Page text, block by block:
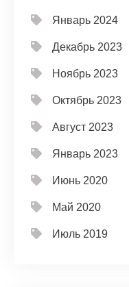
Январь 2024
Декабрь 2023
Ноябрь 2023
Октябрь 2023
Август 2023
Январь 2023
Июнь 2020
Май 2020
Июль 2019